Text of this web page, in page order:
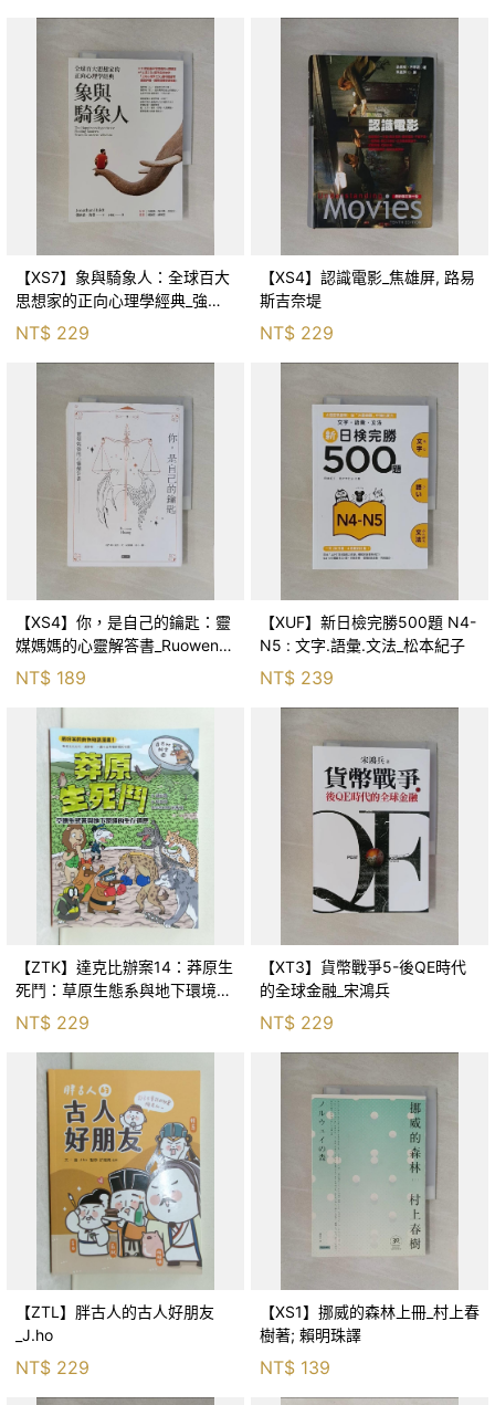
【XS7】象與騎象人：全球百大
思想家的正向心理學經典_強納
森．海德, 李靜瑤
NT$ 229
【XS4】認識電影_焦雄屏, 路易
斯吉奈堤
NT$ 229
【XS4】你，是自己的鑰匙：靈
媒媽媽的心靈解答書_Ruowen
Huang
NT$ 189
【XUF】新日檢完勝500題 N4-
N5 : 文字.語彙.文法_松本紀子
NT$ 239
【ZTK】達克比辦案14：莽原生
死鬥：草原生態系與地下環境的
生存適應_柯智元
NT$ 229
【XT3】貨幣戰爭5-後QE時代
的全球金融_宋鴻兵
NT$ 229
【ZTL】胖古人的古人好朋友
_J.ho
NT$ 229
【XS1】挪威的森林上冊_村上春
樹著; 賴明珠譯
NT$ 139